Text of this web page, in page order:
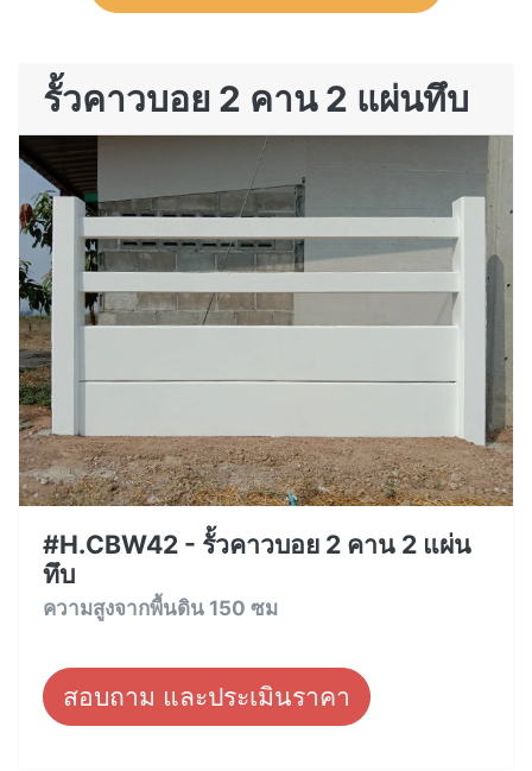
รั้วคาวบอย 2 คาน 2 แผ่นทึบ
#H.CBW42 - รั้วคาวบอย 2 คาน 2 แผ่น
ทึบ
ความสูงจากพื้นดิน 150 ซม
สอบถาม และประเมินราคา